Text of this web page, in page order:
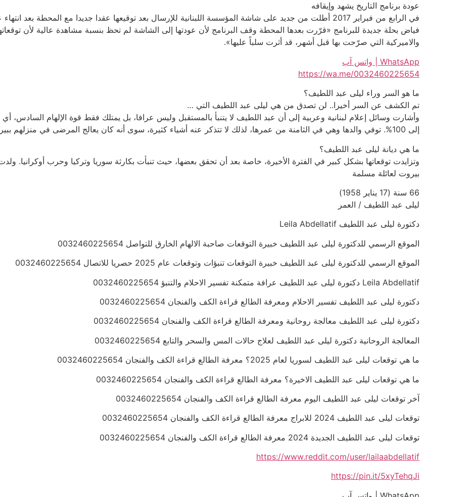
عودة برنامج التاريخ يشهد وإيقافه
في الرابع من فبراير 2017 أطلت من جديد على شاشة المؤسسة اللبنانية للإرسال بعد توقيعها عقدا جديدا مع المحطة بعد
فياض بحلة جديدة للبرنامج «قرّرت بعدها المحطة وقف البرنامج لأن عودتها إلى الشاشة لم تحظ بنسبة مشاهدة عالية لأن توقعاتها
والاميركية التي صرّحت بها قبل أشهر، قد أثرت سلباً عليها».
WhatsApp | واتس آب
https://wa.me/0032460225654
ما هو السر وراء ليلى عبد اللطيف؟
إلى 100%. توفي والدها وهي في الثامنة من عمرها، لذلك لا تتذكر عنه أشياء كثيرة، سوى أنه كان يعالج المرضى في منزلهم ببيروت بالرقية الشرعية.
ما هي ديانة ليلى عبد اللطيف؟
بيروت لعائلة مسلمة
66 سنة (17 يناير 1958)
ليلى عبد اللطيف / العمر
دكتورة ليلى عبد اللطيف Leila Abdellatif
الموقع الرسمي للدكتورة ليلى عبد اللطيف خبيرة التوقعات صاحبة الالهام الخارق للتواصل 0032460225654
الموقع الرسمي للدكتورة ليلى عبد اللطيف خبيرة التوقعات تنبؤات وتوقعات عام 2025 حصريا للاتصال 0032460225654
Leila Abdellatif دكتورة ليلى عبد اللطيف عرافة متمكنة تفسير الاحلام والتنبؤ 0032460225654
دكتورة ليلى عبد اللطيف تفسير الاحلام ومعرفة الطالع قراءة الكف والفنجان 0032460225654
دكتورة ليلى عبد اللطيف معالجة روحانية ومعرفة الطالع قراءة الكف والفنجان 0032460225654
المعالجة الروحانية دكتورة ليلى عبد اللطيف لعلاج حالات المس والسحر والتابع 0032460225654
ما هي توقعات ليلى عبد اللطيف لسوريا لعام 2025؟ معرفة الطالع قراءة الكف والفنجان 0032460225654
ما هي توقعات ليلى عبد اللطيف الاخيرة؟ معرفة الطالع قراءة الكف والفنجان 0032460225654
آخر توقعات ليلى عبد اللطيف اليوم معرفة الطالع قراءة الكف والفنجان 0032460225654
توقعات ليلى عبد اللطيف 2024 للابراج معرفة الطالع قراءة الكف والفنجان 0032460225654
توقعات ليلى عبد اللطيف الجديدة 2024 معرفة الطالع قراءة الكف والفنجان 0032460225654
https://www.reddit.com/user/lailaabdellatif
https://pin.it/5xyTehqJi